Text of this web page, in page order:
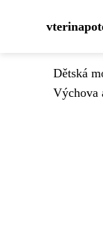
Dětská
Výchova